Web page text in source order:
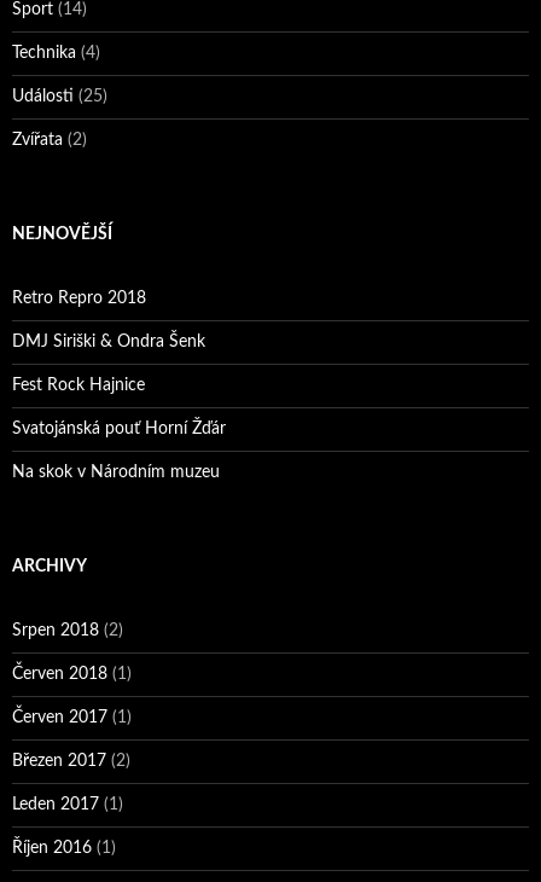
Sport (14)
Technika (4)
Události (25)
Zvířata (2)
NEJNOVĚJŠÍ
Retro Repro 2018
DMJ Siriški & Ondra Šenk
Fest Rock Hajnice
Svatojánská pouť Horní Žďár
Na skok v Národním muzeu
ARCHIVY
Srpen 2018 (2)
Červen 2018 (1)
Červen 2017 (1)
Březen 2017 (2)
Leden 2017 (1)
Říjen 2016 (1)